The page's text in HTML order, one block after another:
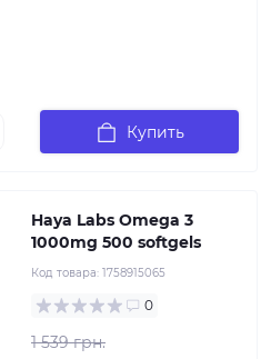
Купить
Haya Labs Omega 3
1000mg 500 softgels
Код товара: 1758915065
0
1 539 грн.